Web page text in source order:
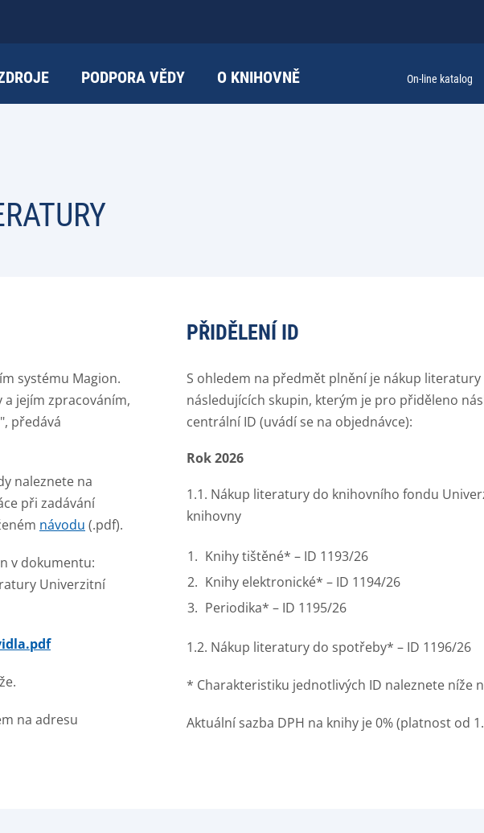
PODPORA VĚDY O KNIHOVNĚ On-line katalog
systému Magion.
jejím zpracováním,
předává
naleznete na
při zadávání
návodu (.pdf).
v dokumentu:
Univerzitní
na adresu
PŘIDĚLENÍ ID
S ohledem na předmět plnění je nákup
následujících skupin, kterým je pro přiděleno
centrální ID (uvádí se na objednávce):
Rok 2026
1.1. Nákup literatury do knihovního fondu
knihovny
Knihy tištěné* – ID 1193/26
Knihy elektronické* – ID 1194/26
Periodika* – ID 1195/26
1.2. Nákup literatury do spotřeby* – ID 1196/26
* Charakteristiku jednotlivých ID naleznete níže
Aktuální sazba DPH na knihy je 0% (platnost od